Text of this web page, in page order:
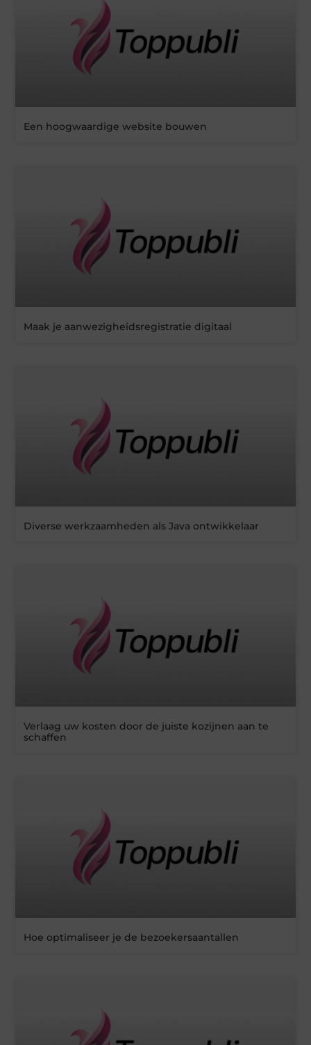
Een hoogwaardige website bouwen
Maak je aanwezigheidsregistratie digitaal
Diverse werkzaamheden als Java ontwikkelaar
Verlaag uw kosten door de juiste kozijnen aan te
schaffen
Hoe optimaliseer je de bezoekersaantallen